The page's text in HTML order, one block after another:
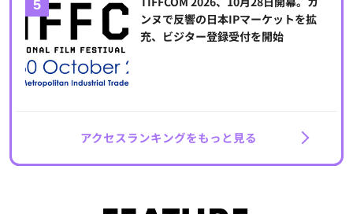
ンヌで反響の日本IPマーケットを拡
充、ビジター登録受付を開始
アクセスランキングをもっと見る